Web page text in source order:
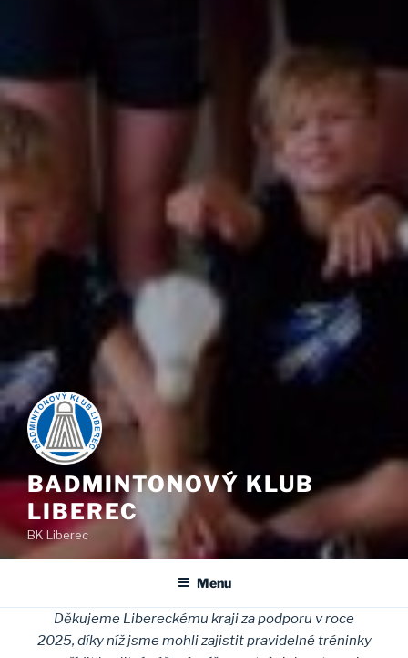
BADMINTONOVÝ KLUB
LIBEREC
BK Liberec
Menu
Děkujeme Libereckému kraji za podporu v roce
2025, díky níž jsme mohli zajistit pravidelné tréninky